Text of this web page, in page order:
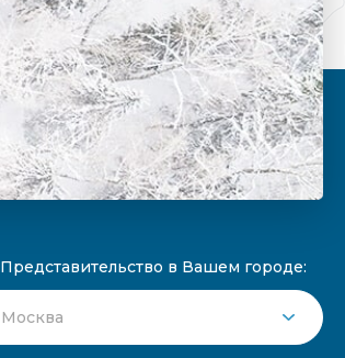
Представительство в Вашем городе: